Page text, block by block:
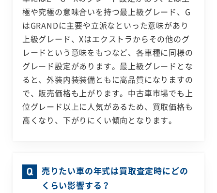
極や究極の意味合いを持つ最上級グレード、G
はGRANDに主要や立派なといった意味があり
上級グレード、Xはエクストラからその他のグ
レードという意味をもつなど、各車種に同様の
グレード設定があります。最上級グレードとな
ると、外装内装装備ともに高品質になりますの
で、販売価格も上がります。中古車市場でも上
位グレード以上に人気があるため、買取価格も
高くなり、下がりにくい傾向となります。
売りたい車の年式は買取査定時にどの
くらい影響する？